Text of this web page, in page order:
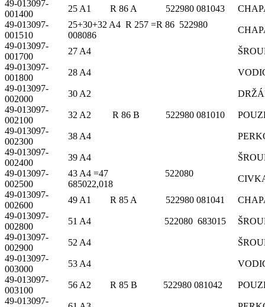
49-013097-
001400
25 A1 R 86 A 522980 081043
49-013097-
001510
25+30+32 A4 R 257 =R 86 522980
008086
49-013097-
001700
27 A4
49-013097-
001800
28 A4
49-013097-
002000
30 A2
49-013097-
002100
32 A2 R 86 B 522980 081010
49-013097-
002300
38 A4
49-013097-
002400
39 A4
49-013097-
002500
43 A4 =47 522080
685022,018
49-013097-
002600
49 A1 R 85 A 522980 081041
49-013097-
002800
51 A4 522080 683015
49-013097-
002900
52 A4
49-013097-
003000
53 A4
49-013097-
003100
56 A2 R 85 B 522980 081042
49-013097-